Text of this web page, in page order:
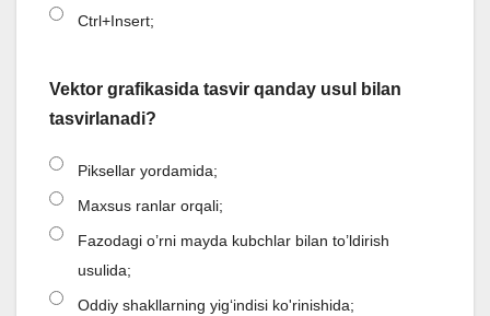
Ctrl+Insert;
Vektor grafikasida tasvir qanday usul bilan
tasvirlanadi?
Piksellar yordamida;
Maxsus ranlar orqali;
Fazodagi o’rni mayda kubchlar bilan to’ldirish
usulida;
Oddiy shakllarning yig‘indisi ko'rinishida;